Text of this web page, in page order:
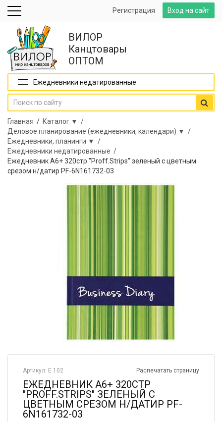
Вход на сайт
Регистрация
ВИЛОР
Канцтовары
ОПТОМ
Ежедневники недатированные
Главная / Каталог ▼ /
Деловое планирование (ежедневники, календари) ▼ /
Ежедневники, планинги ▼ /
Ежедневники недатированные /
Ежедневник А6+ 320стр "Proff.Strips" зеленый с цветным
срезом н/датир PF-6N161732-03
Распечатать страницу
Артикул: Е 102
ЕЖЕДНЕВНИК А6+ 320СТР
"PROFF.STRIPS" ЗЕЛЕНЫЙ С
ЦВЕТНЫМ СРЕЗОМ Н/ДАТИР PF-
6N161732-03